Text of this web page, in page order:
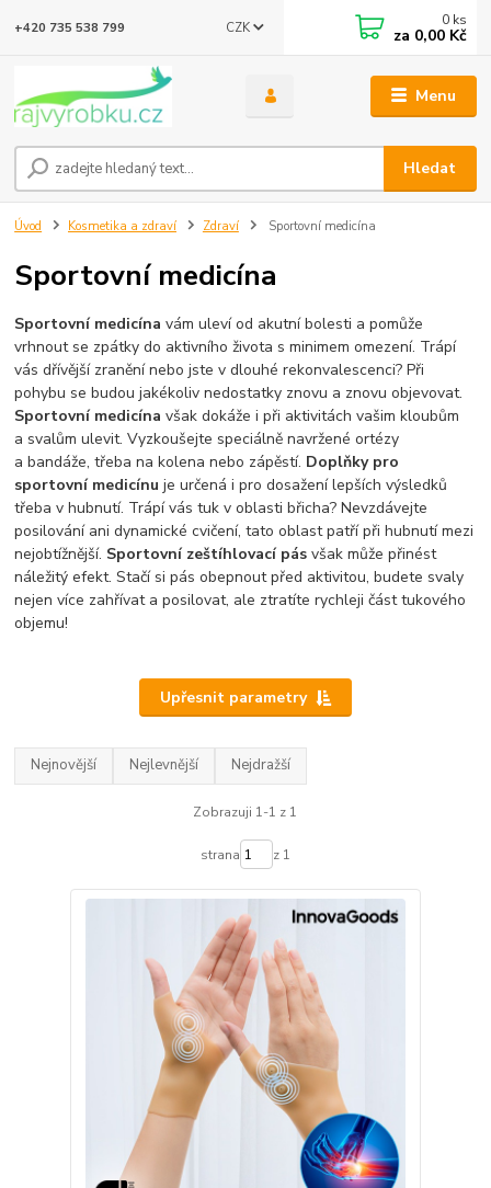
Menu
CZK
Hledat
+420 735 538 799 0 ks
za 0,00 Kč
Úvod Kosmetika a zdraví Zdraví Sportovní medicína
Sportovní medicína
Sportovní medicína vám uleví od akutní bolesti a pomůže
vrhnout se zpátky do aktivního života s minimem omezení. Trápí
vás dřívější zranění nebo jste v dlouhé rekonvalescenci? Při
pohybu se budou jakékoliv nedostatky znovu a znovu objevovat.
Sportovní medicína však dokáže i při aktivitách vašim kloubům
a svalům ulevit. Vyzkoušejte speciálně navržené ortézy
a bandáže, třeba na kolena nebo zápěstí. Doplňky pro
sportovní medicínu je určená i pro dosažení lepších výsledků
třeba v hubnutí. Trápí vás tuk v oblasti břicha? Nevzdávejte
posilování ani dynamické cvičení, tato oblast patří při hubnutí mezi
nejobtížnější. Sportovní zeštíhlovací pás však může přinést
náležitý efekt. Stačí si pás obepnout před aktivitou, budete svaly
nejen více zahřívat a posilovat, ale ztratíte rychleji část tukového
objemu!
Upřesnit parametry
Nejnovější Nejlevnější Nejdražší
Zobrazuji 1-1 z 1
strana z 1